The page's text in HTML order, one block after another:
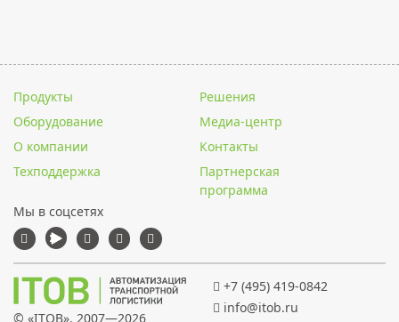
Продукты
Решения
Оборудование
Медиа-центр
О компании
Контакты
Техподдержка
Партнерская
программа
Мы в соцсетях
© «ITOB», 2007—2026
+7 (495) 419-0842
info@itob.ru